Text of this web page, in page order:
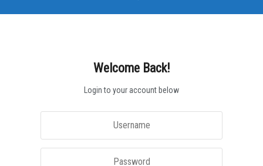
Welcome Back!
Login to your account below